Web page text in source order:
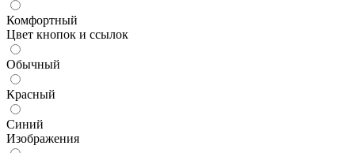
Комфортный
Цвет кнопок и ссылок
Обычный
Красный
Синий
Изображения